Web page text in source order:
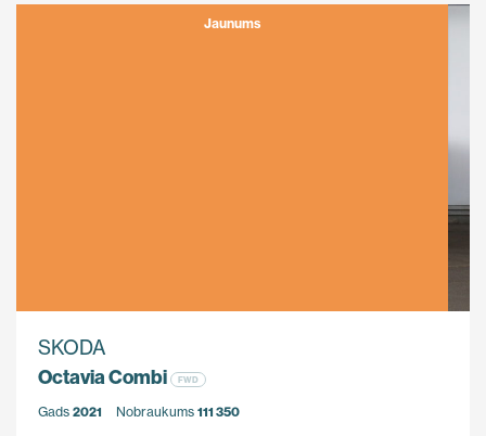
Jaunums
SKODA
Octavia Combi
FWD
Gads 2021 Nobraukums 111 350